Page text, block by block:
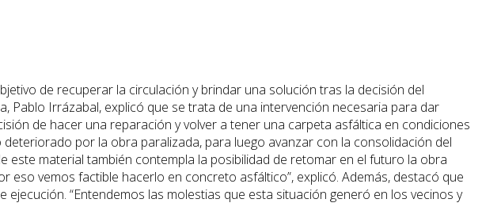
de recuperar la circulación y brindar una solución tras la decisión del
Pablo Irrázabal, explicó que se trata de una intervención necesaria para dar
de hacer una reparación y volver a tener una carpeta asfáltica en condiciones
por la obra paralizada, para luego avanzar con la consolidación del
material también contempla la posibilidad de retomar en el futuro la obra
eso vemos factible hacerlo en concreto asfáltico”, explicó. Además, destacó que
“Entendemos las molestias que esta situación generó en los vecinos y